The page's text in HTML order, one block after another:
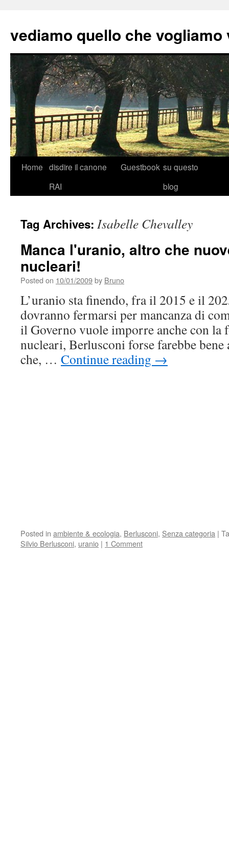
vediamo quello che vogliamo
Skip
Home disdire il canone
RAI
Guestbook su questo
blog
Tag Archives: Isabelle Chevalley
Manca l'uranio, altro che
nucleari!
Posted on 10/01/2009by Bruno
L’uranio sta finendo, fra il 2015 e il
dovranno fermarsi per mancanza di
il Governo vuole imporre anche con la
nucleari, Berlusconi forse farebbe bene
che, … Continue reading →
Posted in ambiente & ecologia, Berlusconi, Senza categoria |
Silvio Berlusconi, uranio | 1 Comment